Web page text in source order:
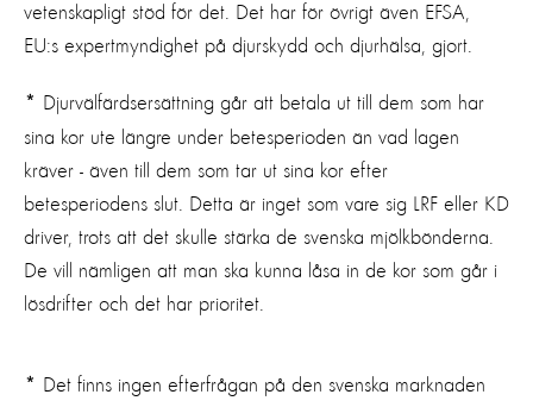
vetenskapligt stöd för det. Det har för övrigt även EFSA,
EU:s expertmyndighet på djurskydd och djurhälsa, gjort.
* Djurvälfärdsersättning går att betala ut till dem som har
sina kor ute längre under betesperioden än vad lagen
kräver - även till dem som tar ut sina kor efter
betesperiodens slut. Detta är inget som vare sig LRF eller KD
driver, trots att det skulle stärka de svenska mjölkbönderna.
De vill nämligen att man ska kunna låsa in de kor som går i
lösdrifter och det har prioritet.
* Det finns ingen efterfrågan på den svenska marknaden